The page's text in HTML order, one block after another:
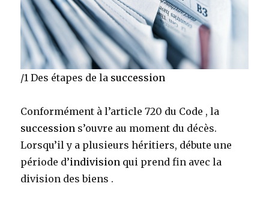
/1 Des étapes de la succession
Conformément à l’article 720 du Code , la
succession s’ouvre au moment du décès.
Lorsqu’il y a plusieurs héritiers, débute une
période d’indivision qui prend fin avec la
division des biens .